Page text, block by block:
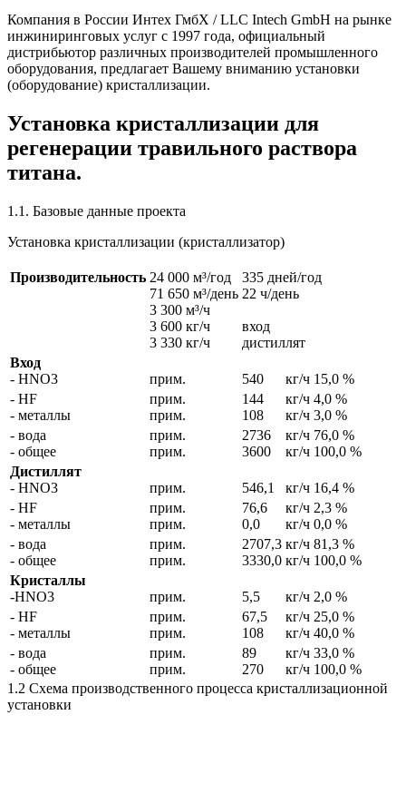
Компания в России Интех ГмбХ / LLC Intech GmbH на рынке
инжиниринговых услуг с 1997 года, официальный
дистрибьютор различных производителей промышленного
оборудования, предлагает Вашему вниманию установки
(оборудование) кристаллизации.
Установка кристаллизации для
регенерации травильного раствора
титана.
1.1. Базовые данные проекта
Установка кристаллизации (кристаллизатор)
Производительность 24 000 м³/год
71 650 м³/день
3 300 м³/ч
3 600 кг/ч
3 330 кг/ч
335 дней/год
22 ч/день
вход
дистиллят
Вход
- HNO3
прим. 540 кг/ч 15,0 %
- HF
- металлы
прим.
прим.
144
108
кг/ч
кг/ч
4,0 %
3,0 %
- вода
- общее
прим.
прим.
2736
3600
кг/ч
кг/ч
76,0 %
100,0 %
Дистиллят
- HNO3
прим. 546,1 кг/ч 16,4 %
- HF
- металлы
прим.
прим.
76,6
0,0
кг/ч
кг/ч
2,3 %
0,0 %
- вода
- общее
прим.
прим.
2707,3
3330,0
кг/ч
кг/ч
81,3 %
100,0 %
Кристаллы
-HNO3
прим. 5,5 кг/ч 2,0 %
- HF
- металлы
прим.
прим.
67,5
108
кг/ч
кг/ч
25,0 %
40,0 %
- вода
- общее
прим.
прим.
89
270
кг/ч
кг/ч
33,0 %
100,0 %
1.2 Схема производственного процесса кристаллизационной
установки